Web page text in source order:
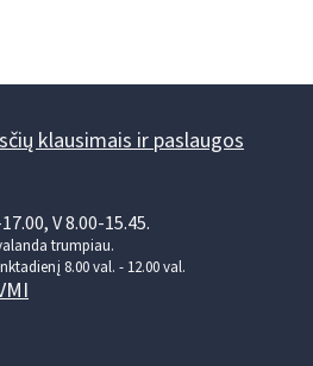
klausimais ir paslaugos
V 8.00-15.45.
trumpiau.
8.00 val. - 12.00 val.